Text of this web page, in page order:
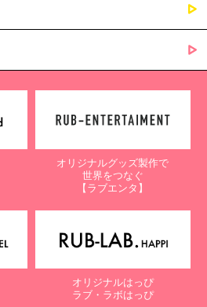
オリジナルグッズ製作で
世界をつなぐ
【ラブエンタ】
オリジナルはっぴ
ラブ・ラボはっぴ